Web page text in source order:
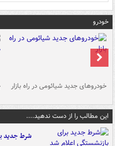
خودرو
خودروهای جدید شیائومی در راه بازار
این مطالب را از دست ندهید....
شرط جدید